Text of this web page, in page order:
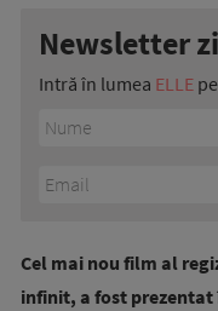
Newsletter
Intră în lumea ELLE
Cel mai nou film al
infinit, a fost